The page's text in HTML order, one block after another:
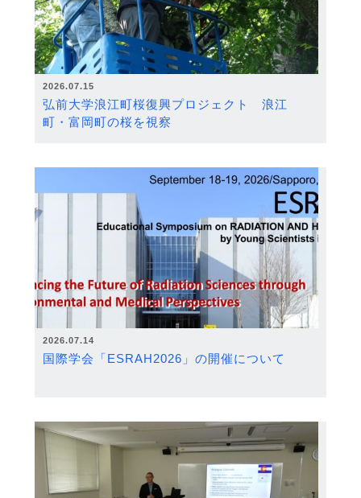
2026.07.15
弘前大学浪江町桜復興プロジェクト 浪江
町・富岡町の桜を視察
2026.07.14
国際学会「ESRAH2026」の開催について